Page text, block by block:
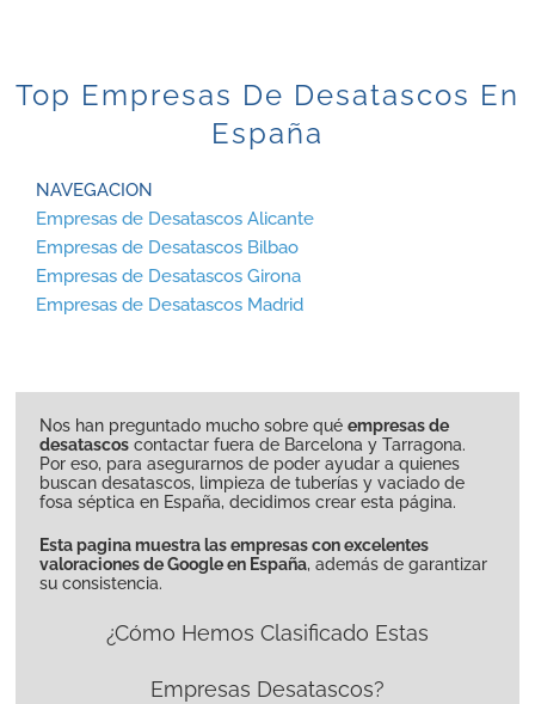
Top Empresas De Desatascos En
España
NAVEGACION
Empresas de Desatascos Alicante
Empresas de Desatascos Bilbao
Empresas de Desatascos Girona
Empresas de Desatascos Madrid
Nos han preguntado mucho sobre quéempresas de
desatascos contactar fuera de Barcelona y Tarragona.
Por eso, para asegurarnos de poder ayudar a quienes
buscan desatascos, limpieza de tuberías y vaciado de
fosa séptica en España, decidimos crear esta página.
Esta pagina muestra las empresas con excelentes
valoraciones de Google en España, además de garantizar
su consistencia.
¿Cómo Hemos Clasificado Estas
Empresas Desatascos?